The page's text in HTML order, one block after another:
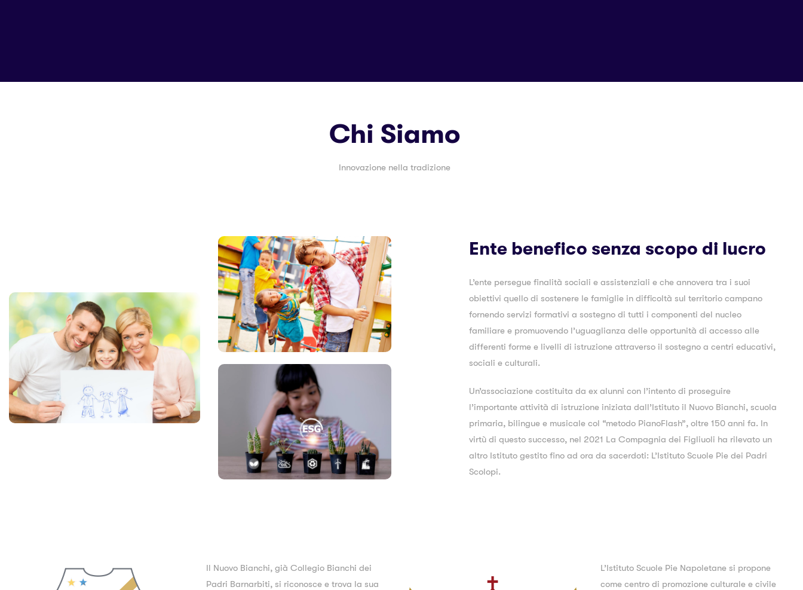
Chi Siamo
Innovazione nella tradizione
Ente benefico senza scopo di lucro
L’ente persegue finalità sociali e assistenziali e che annovera tra i suoi
obiettivi quello di sostenere le famiglie in difficoltà sul territorio campano
fornendo servizi formativi a sostegno di tutti i componenti del nucleo
familiare e promuovendo l’uguaglianza delle opportunità di accesso alle
differenti forme e livelli di istruzione attraverso il sostegno a centri educativi,
sociali e culturali.
Un’associazione costituita da ex alunni con l’intento di proseguire
l’importante attività di istruzione iniziata dall’Istituto il Nuovo Bianchi, scuola
primaria, bilingue e musicale col “metodo PianoFlash”, oltre 150 anni fa. In
virtù di questo successo, nel 2021 La Compagnia dei Figliuoli ha rilevato un
altro Istituto gestito fino ad ora da sacerdoti: L’Istituto Scuole Pie dei Padri
Scolopi.
Il Nuovo Bianchi, già Collegio Bianchi dei
Padri Barnarbiti, si riconosce e trova la sua
L’Istituto Scuole Pie Napoletane si propone
come centro di promozione culturale e civile